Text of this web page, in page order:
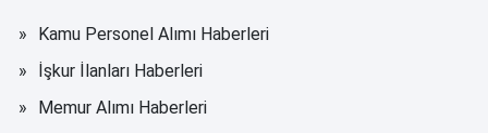
Kamu Personel Alımı Haberleri
İşkur İlanları Haberleri
Memur Alımı Haberleri